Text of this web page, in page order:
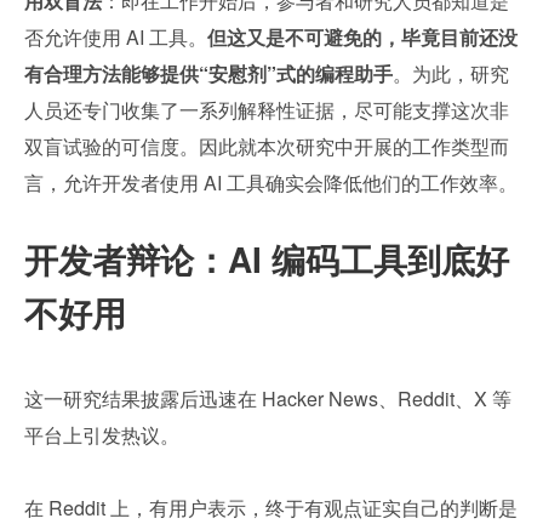
否允许使用 AI 工具。 但这又是不可避免的，毕竟目前还没
有合理方法能够提供“安慰剂”式的编程助手。为此，研究
人员还专门收集了一系列解释性证据，尽可能支撑这次非
双盲试验的可信度。因此就本次研究中开展的工作类型而
言，允许开发者使用 AI 工具确实会降低他们的工作效率。
开发者辩论：AI 编码工具到底好
不好用
这一研究结果披露后迅速在 Hacker News、Reddit、X 等
平台上引发热议。
在 Reddit 上，有用户表示，终于有观点证实自己的判断是